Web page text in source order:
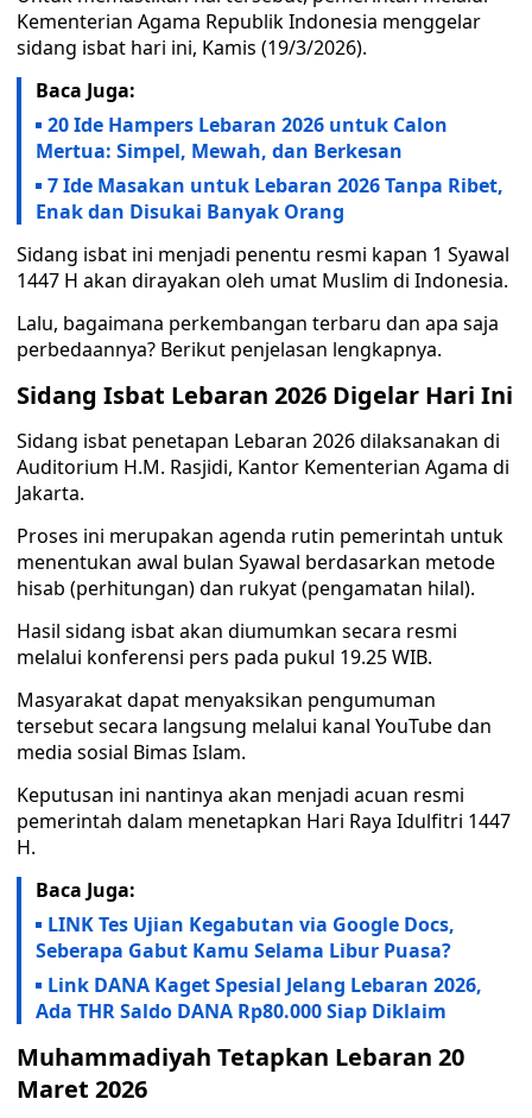
Kementerian Agama Republik Indonesia menggelar
sidang isbat hari ini, Kamis (19/3/2026).
Baca Juga:
20 Ide Hampers Lebaran 2026 untuk Calon
Mertua: Simpel, Mewah, dan Berkesan
7 Ide Masakan untuk Lebaran 2026 Tanpa Ribet,
Enak dan Disukai Banyak Orang
Sidang isbat ini menjadi penentu resmi kapan 1 Syawal
1447 H akan dirayakan oleh umat Muslim di Indonesia.
Lalu, bagaimana perkembangan terbaru dan apa saja
perbedaannya? Berikut penjelasan lengkapnya.
Sidang Isbat Lebaran 2026 Digelar Hari Ini
Sidang isbat penetapan Lebaran 2026 dilaksanakan di
Auditorium H.M. Rasjidi, Kantor Kementerian Agama di
Jakarta.
Proses ini merupakan agenda rutin pemerintah untuk
menentukan awal bulan Syawal berdasarkan metode
hisab (perhitungan) dan rukyat (pengamatan hilal).
Hasil sidang isbat akan diumumkan secara resmi
melalui konferensi pers pada pukul 19.25 WIB.
Masyarakat dapat menyaksikan pengumuman
tersebut secara langsung melalui kanal YouTube dan
media sosial Bimas Islam.
Keputusan ini nantinya akan menjadi acuan resmi
pemerintah dalam menetapkan Hari Raya Idulfitri 1447
H.
Baca Juga:
LINK Tes Ujian Kegabutan via Google Docs,
Seberapa Gabut Kamu Selama Libur Puasa?
Link DANA Kaget Spesial Jelang Lebaran 2026,
Ada THR Saldo DANA Rp80.000 Siap Diklaim
Muhammadiyah Tetapkan Lebaran 20
Maret 2026